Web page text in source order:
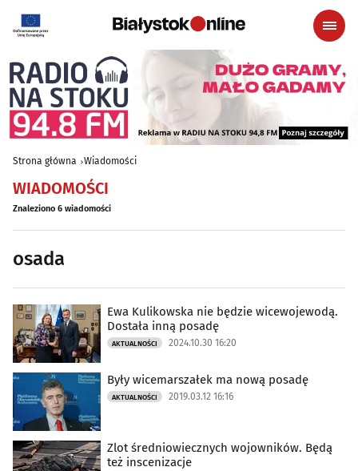
Strona główna Wiadomości
WIADOMOŚCI
Znaleziono 6 wiadomości
osada
Ewa Kulikowska nie będzie wicewojewodą.
Dostała inną posadę
AKTUALNOŚCI 2024.10.30 16:20
Były wicemarszałek ma nową posadę
AKTUALNOŚCI 2019.03.12 16:16
Zlot średniowiecznych wojowników. Będą
też inscenizacje